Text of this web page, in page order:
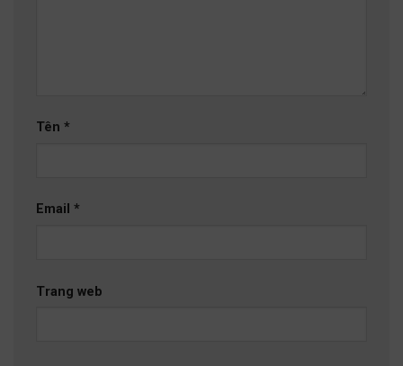
Tên *
Email *
Trang web